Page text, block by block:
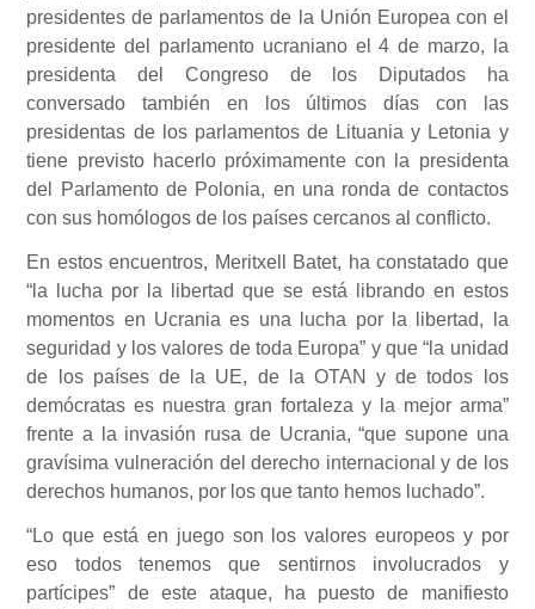
presidentes de parlamentos de la Unión Europea con el
presidente del parlamento ucraniano el 4 de marzo, la
presidenta del Congreso de los Diputados ha
conversado también en los últimos días con las
presidentas de los parlamentos de Lituania y Letonia y
tiene previsto hacerlo próximamente con la presidenta
del Parlamento de Polonia, en una ronda de contactos
con sus homólogos de los países cercanos al conflicto.
En estos encuentros, Meritxell Batet, ha constatado que
“la lucha por la libertad que se está librando en estos
momentos en Ucrania es una lucha por la libertad, la
seguridad y los valores de toda Europa” y que “la unidad
de los países de la UE, de la OTAN y de todos los
demócratas es nuestra gran fortaleza y la mejor arma”
frente a la invasión rusa de Ucrania, “que supone una
gravísima vulneración del derecho internacional y de los
derechos humanos, por los que tanto hemos luchado”.
“Lo que está en juego son los valores europeos y por
eso todos tenemos que sentirnos involucrados y
partícipes” de este ataque, ha puesto de manifiesto